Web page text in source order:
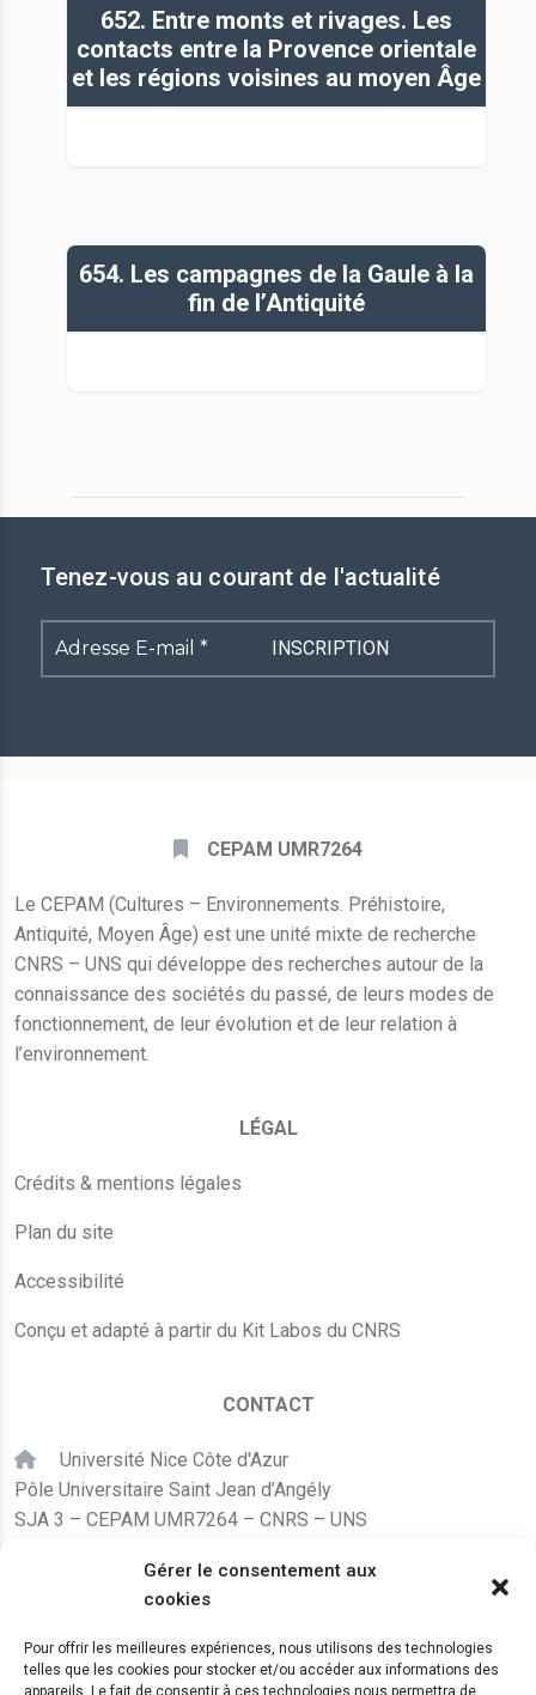
Gérer le consentement aux
cookies
Pour offrir les meilleures expériences, nous utilisons des technologies
telles que les cookies pour stocker et/ou accéder aux informations des
appareils. Le fait de consentir à ces technologies nous permettra de
652. Entre monts et rivages. Les
contacts entre la Provence orientale
et les régions voisines au moyen Âge
654. Les campagnes de la Gaule à la
fin de l’Antiquité
Tenez-vous au courant de l'actualité
Adresse
E-
CEPAM UMR7264
Le CEPAM (Cultures – Environnements. Préhistoire,
Antiquité, Moyen Âge) est une unité mixte de recherche
CNRS – UNS qui développe des recherches autour de la
connaissance des sociétés du passé, de leurs modes de
fonctionnement, de leur évolution et de leur relation à
l’environnement.
LÉGAL
Crédits & mentions légales
Plan du site
Accessibilité
Conçu et adapté à partir du Kit Labos du CNRS
CONTACT
Université Nice Côte d'Azur
Pôle Universitaire Saint Jean d’Angély
SJA 3 – CEPAM UMR7264 – CNRS – UNS
+33 (0)4 89 15 24 08